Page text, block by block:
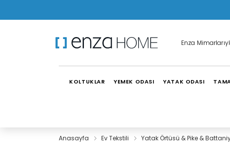
Enza
KOLTUKLAR YEMEK ODASI YATAK ODASI
Anasayfa Ev Tekstili Yatak Örtüsü & Pike &